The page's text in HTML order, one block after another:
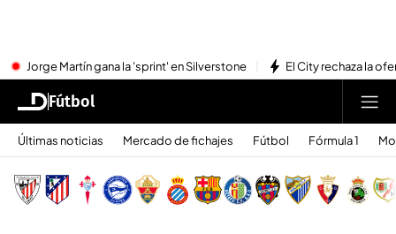
Jorge Martín gana la 'sprint' en Silverstone El City rechaza la
Fútbol
Últimas noticias Mercado de fichajes Fútbol Fórmula 1